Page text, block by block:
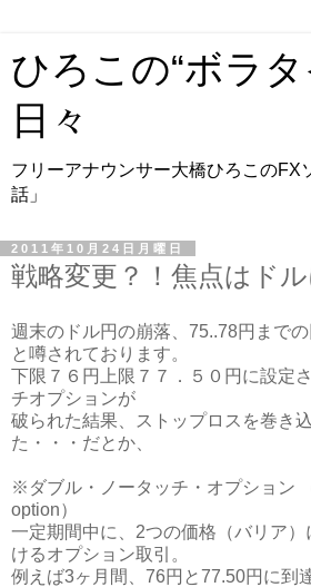
ひろこの“ボラタ
日々
フリーアナウンサー大橋ひろこのFX
話」
2011年10月24日月曜日
戦略変更？！焦点はド
週末のドル円の崩落、75..78円まで
と噂されております。
下限７６円上限７７．５０円に設定
チオプションが
破られた結果、ストップロスを巻き
た・・・だとか、
※ダブル・ノータッチ・オプション
option）
一定期間中に、2つの価格（バリア
けるオプション取引。
例えば3ヶ月間、76円と77.50円に到